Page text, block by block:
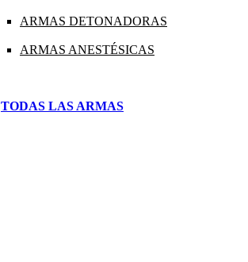
ARMAS DETONADORAS
ARMAS ANESTÉSICAS
TODAS LAS ARMAS